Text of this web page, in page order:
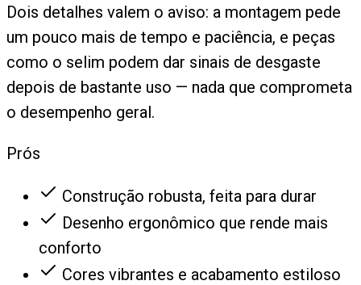
Dois detalhes valem o aviso: a montagem pede
um pouco mais de tempo e paciência, e peças
como o selim podem dar sinais de desgaste
depois de bastante uso — nada que comprometa
o desempenho geral.
Prós
Construção robusta, feita para durar
Desenho ergonômico que rende mais
conforto
Cores vibrantes e acabamento estiloso